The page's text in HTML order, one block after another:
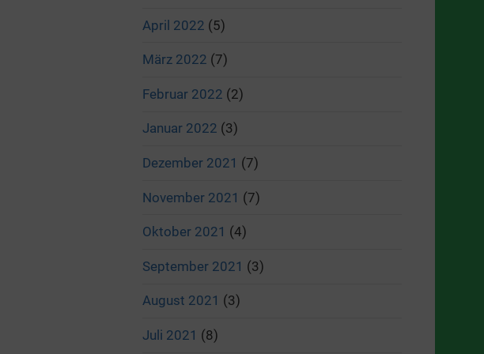
April 2022 (5)
März 2022 (7)
Februar 2022 (2)
Januar 2022 (3)
Dezember 2021 (7)
November 2021 (7)
Oktober 2021 (4)
September 2021 (3)
August 2021 (3)
Juli 2021 (8)